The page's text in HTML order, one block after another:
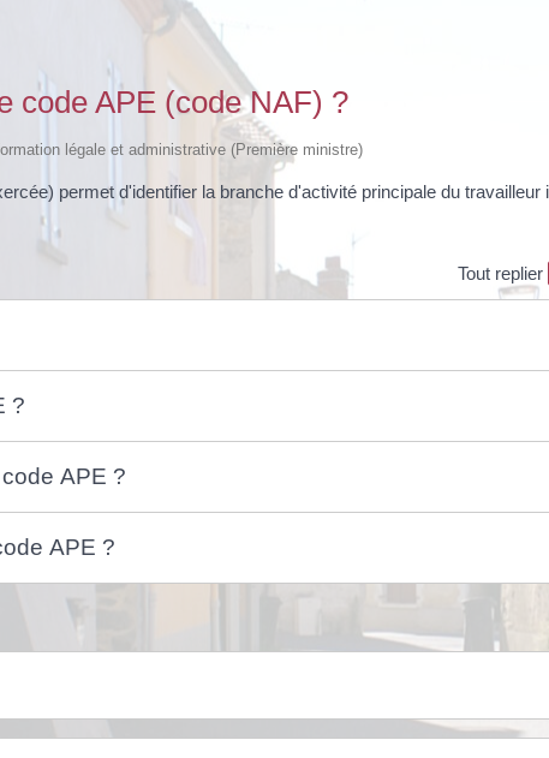
code APE (code NAF) ?
légale et administrative (Première ministre)
permet d'identifier la branche d'activité principale du travailleur
Tout replier
?
APE ?
APE ?